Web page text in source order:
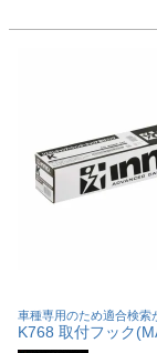
車種専用のため適合検索
K768 取付フック